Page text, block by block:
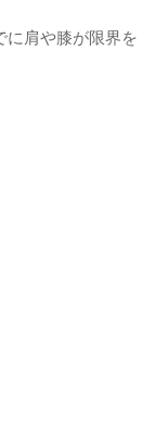
に肩や膝が限界を